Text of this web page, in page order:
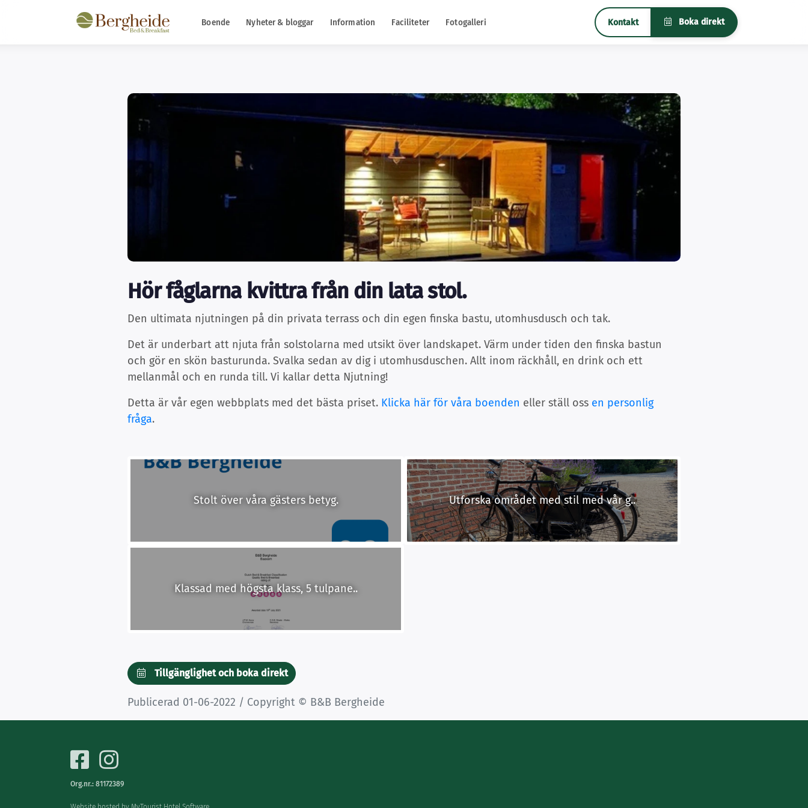
Boende Nyheter & bloggar Information Faciliteter Fotogalleri Kontakt Boka direkt
Hör fåglarna kvittra från din lata stol.
Den ultimata njutningen på din privata terrass och din egen finska bastu, utomhusdusch och tak.
Det är underbart att njuta från solstolarna med utsikt över landskapet. Värm under tiden den finska bastun
och gör en skön basturunda. Svalka sedan av dig i utomhusduschen. Allt inom räckhåll, en drink och ett
mellanmål och en runda till. Vi kallar detta Njutning!
Detta är vår egen webbplats med det bästa priset. Klicka här för våra boenden eller ställ oss en personlig
fråga.
Utforska området med stil med vår g..
Klassad med högsta klass, 5 tulpane..
Stolt över våra gästers betyg.
Tillgänglighet och boka direkt
Publicerad 01-06-2022 / Copyright © B&B Bergheide
Org.nr.: 81172389